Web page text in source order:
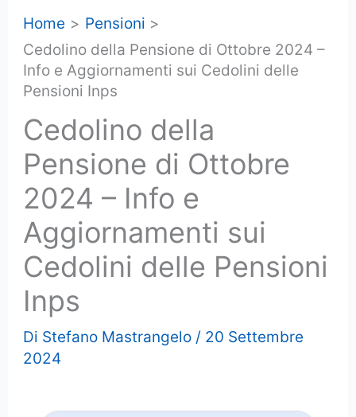
Home
Pensioni
Cedolino della Pensione di Ottobre 2024 –
Info e Aggiornamenti sui Cedolini delle
Pensioni Inps
Cedolino della
Pensione di Ottobre
2024 – Info e
Aggiornamenti sui
Cedolini delle Pensioni
Inps
Di Stefano Mastrangelo / 20 Settembre
2024